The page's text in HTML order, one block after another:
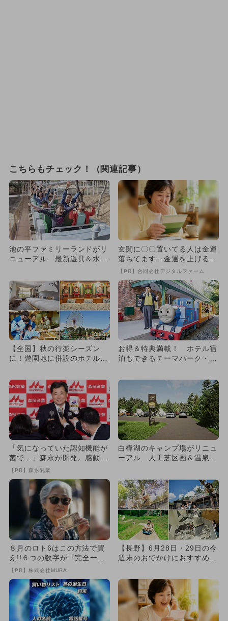
こちらもチェック！（関連記事）
池の平ファミリーランドがリ
ニューアル 最新遊具＆水遊
玄関に〇〇置いてる人は金運
落ちてます…金運を上げる方
法とは
【PR】合同会社デジタルファーム
【全国】秋の行楽シーズン
に！遊園地に併設のホテル＆
お得＆特典満載！ ホテル宿
泊もできるテーマパーク・遊
「気になっていた認知機能が
菌で…」森永が開発。感動の
70代続出
【PR】森永乳業
白樺湖のキャンプ場がリニュ
ーアル 人工芝区画＆温泉入
８月のロト6はこの方法で買
え!!６つの数字が『完全一
致』する方法
【PR】株式会社MURA
【長野】6月28日・29日の今
週末のおでかけにおすすめ！